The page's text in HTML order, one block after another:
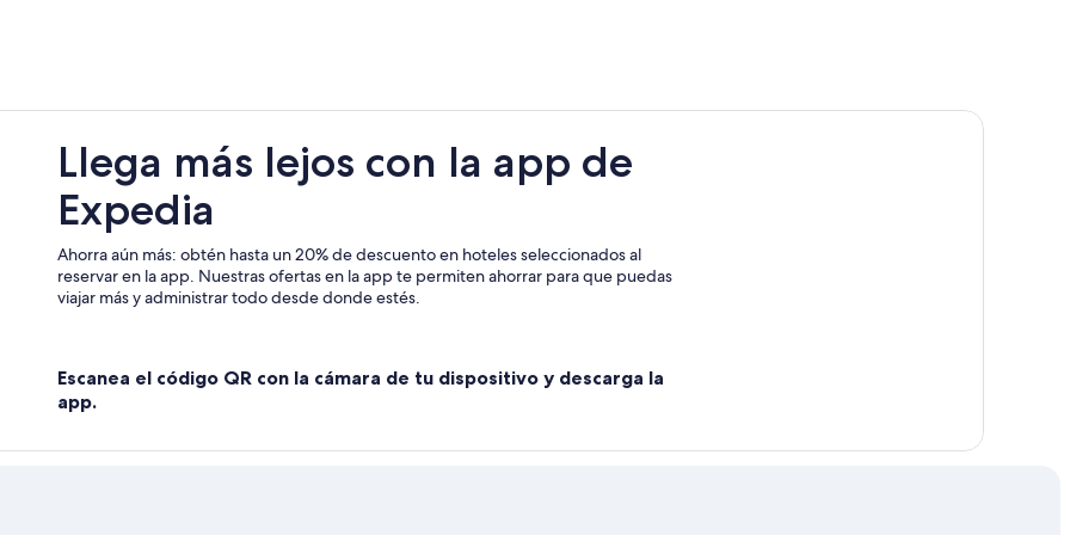
Moteles en Hollenbach
Hoteles en Ebenheim
Llega más lejos con la app de
Expedia
Ahorra aún más: obtén hasta un 20% de descuento en hoteles seleccionados al
reservar en la app. Nuestras ofertas en la app te permiten ahorrar para que puedas
viajar más y administrar todo desde donde estés.
Escanea el código QR con la cámara de tu dispositivo y descarga la
app.